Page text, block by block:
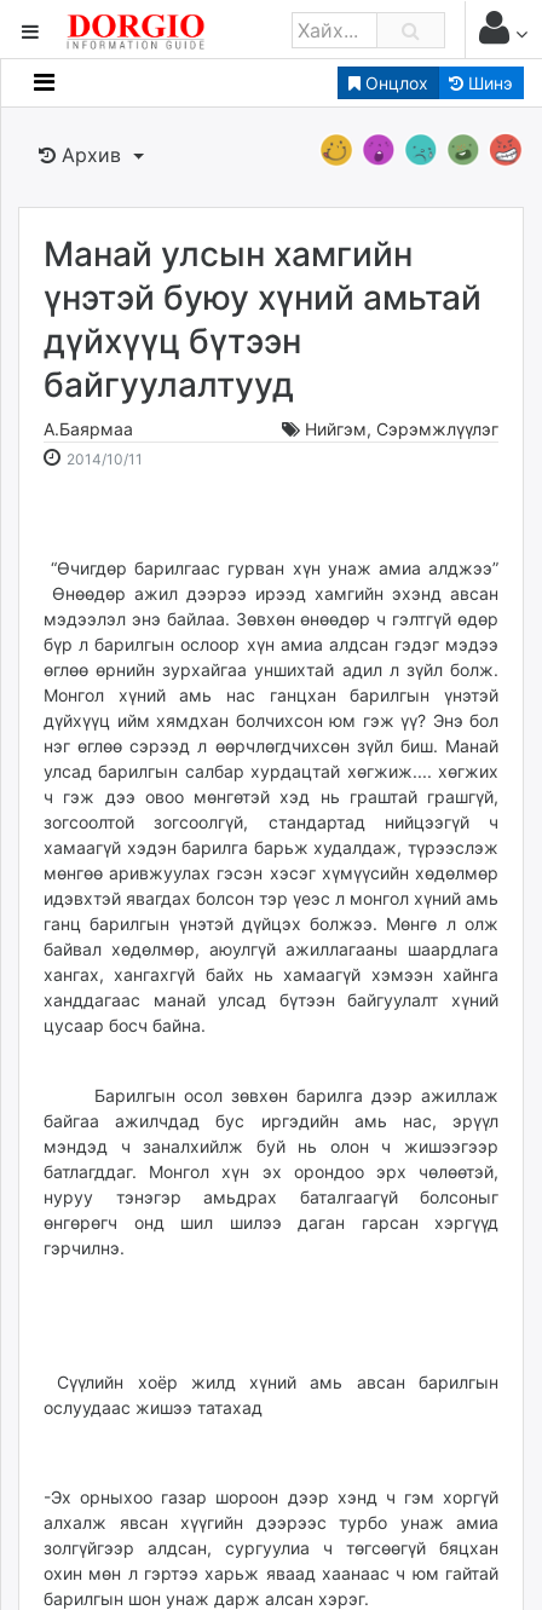
Онцлох Шинэ
Мэдээллийн
Банк санхүү
Бизнес ААН
Төрийн
dorgio.mn
Gogo.mn
news.mn
zindaa.mn
ikon.mn
mnb.mn
Livetv.mn
Eguur.mn
24tsag.mn
shuud.mn
eagle.mn
ergelt.mn
zarig.mn
today.mn
mminfo.mn
ugluu.mn
urlag.mn
unen.mn
asu.mn
unuudur.mn
mglradio.com
fact.mn
itoim.mn
tumen.mn
mass.mn
unegui.mn
tac.mn
paparazzi.mn
unread.today
Архив
Манай улсын хамгийн
үнэтэй буюу хүний амьтай
дүйхүүц бүтээн
байгуулалтууд
А.Баярмаа Нийгэм, Сэрэмжлүүлэг
2014/10/11
“Өчигдөр барилгаас гурван хүн унаж амиа алджээ”
Өнөөдөр ажил дээрээ ирээд хамгийн эхэнд авсан
мэдээлэл энэ байлаа. Зөвхөн өнөөдөр ч гэлтгүй өдөр
бүр л барилгын ослоор хүн амиа алдсан гэдэг мэдээ
өглөө өрнийн зурхайгаа уншихтай адил л зүйл болж.
Монгол хүний амь нас ганцхан барилгын үнэтэй
дүйхүүц ийм хямдхан болчихсон юм гэж үү? Энэ бол
нэг өглөө сэрээд л өөрчлөгдчихсөн зүйл биш. Манай
улсад барилгын салбар хурдацтай хөгжиж.... хөгжих
ч гэж дээ овоо мөнгөтэй хэд нь граштай грашгүй,
зогсоолтой зогсоолгүй, стандартад нийцээгүй ч
хамаагүй хэдэн барилга барьж худалдаж, түрээслэж
мөнгөө аривжуулах гэсэн хэсэг хүмүүсийн хөдөлмөр
идэвхтэй явагдах болсон тэр үеэс л монгол хүний амь
ганц барилгын үнэтэй дүйцэх болжээ. Мөнгө л олж
байвал хөдөлмөр, аюулгүй ажиллагааны шаардлага
хангах, хангахгүй байх нь хамаагүй хэмээн хайнга
ханддагаас манай улсад бүтээн байгуулалт хүний
цусаар босч байна.
Барилгын осол зөвхөн барилга дээр ажиллаж
байгаа ажилчдад бус иргэдийн амь нас, эрүүл
мэндэд ч заналхийлж буй нь олон ч жишээгээр
батлагддаг. Монгол хүн эх орондоо эрх чөлөөтэй,
нуруу тэнэгэр амьдрах баталгаагүй болсоныг
өнгөрөгч онд шил шилээ даган гарсан хэргүүд
гэрчилнэ.
Сүүлийн хоёр жилд хүний амь авсан барилгын
ослуудаас жишээ татахад
-Эх орныхоо газар шороон дээр хэнд ч гэм хоргүй
алхалж явсан хүүгийн дээрээс турбо унаж амиа
золгүйгээр алдсан, сургуулиа ч төгсөөгүй бяцхан
охин мөн л гэртээ харьж яваад хаанаас ч юм гайтай
барилгын шон унаж дарж алсан хэрэг.